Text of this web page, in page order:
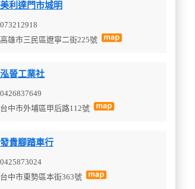
美利達門市城明
073212918
高雄市三民區遼寧二街225號
泓晉工業社
0426837649
台中市外埔區甲后路112號
發貴腳踏車行
0425873024
台中市東勢區本街363號